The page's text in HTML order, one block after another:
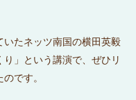
いたネッツ南国の横田英毅
」という講演で、ぜひリ
です。